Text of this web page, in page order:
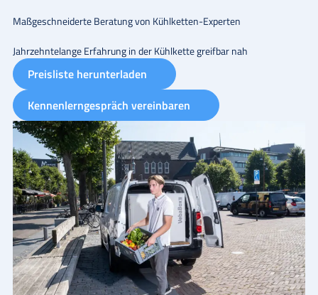
Maßgeschneiderte Beratung von Kühlketten-Experten
Jahrzehntelange Erfahrung in der Kühlkette greifbar nah
Preisliste herunterladen
Kennenlerngespräch vereinbaren